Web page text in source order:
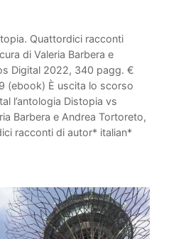
Quattordici racconti
di Valeria Barbera e
Digital 2022, 340 pagg. €
(ebook) È uscita lo scorso
l’antologia Distopia vs
Barbera e Andrea Tortoreto,
racconti di autor* italian*